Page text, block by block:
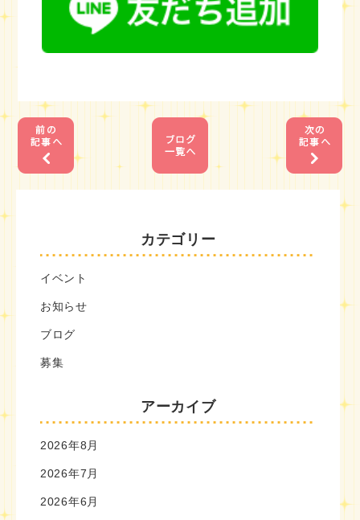
カテゴリー
イベント
お知らせ
ブログ
募集
アーカイブ
2026年8月
2026年7月
2026年6月
1